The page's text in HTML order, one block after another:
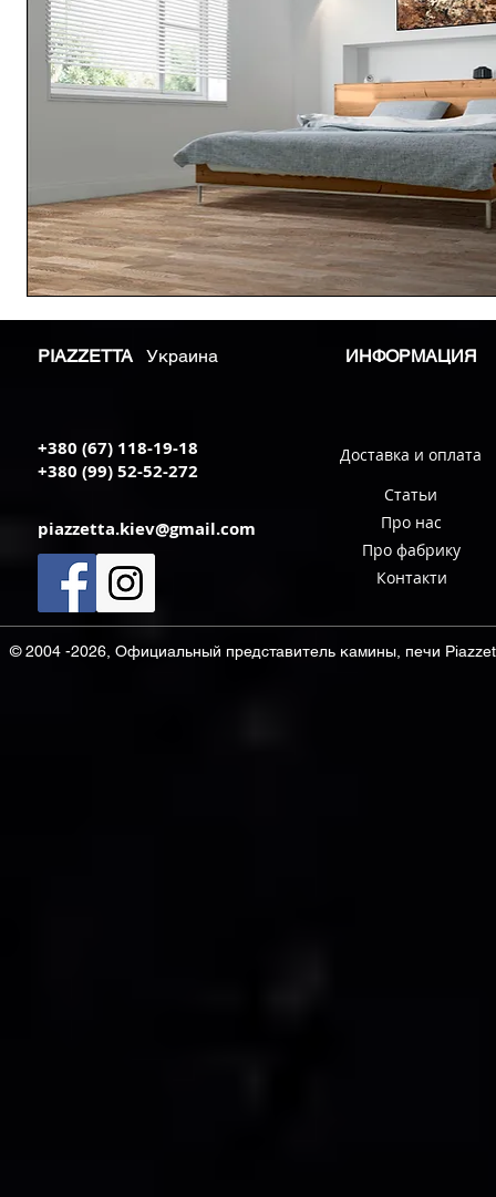
PIAZZETTA Украина ИНФОРМАЦИЯ
+380 (67) 118-19-18
+380 (99) 52-52-272
Доставка и оплата
Статьи
piazzetta.kiev@gmail.com
Про нас
Про фабрику
Контакти
© 2004 -2026, Официальный представитель камины, печи